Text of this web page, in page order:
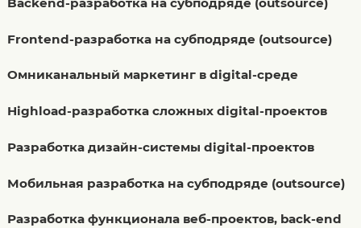
Frontend-разработка на субподряде (outsource)
Омниканальный маркетинг в digital-среде
Highload-разработка сложных digital-проектов
Разработка дизайн-системы digital-проектов
Мобильная разработка на субподряде (outsource)
Разработка функционала веб-проектов, back-end